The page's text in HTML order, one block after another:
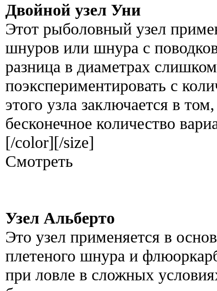
Двойной узел Уни
Этот рыболовный узел
шнуров или шнура с
разница в диаметрах
поэкспериментировать с
этого узла заключается в
бесконечное количество
[/color][/size]
Смотреть
Узел Альберто
Это узел применяется в
плетеного шнура и
при ловле в сложных